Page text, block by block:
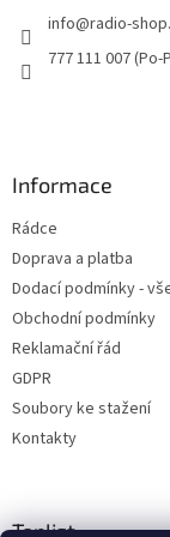
info@radio-
777 111 007 (Po-
Informace
Rádce
Doprava a platba
Dodací podmínky -
Obchodní podmínky
Reklamační řád
GDPR
Soubory ke stažení
Kontakty
Toplist